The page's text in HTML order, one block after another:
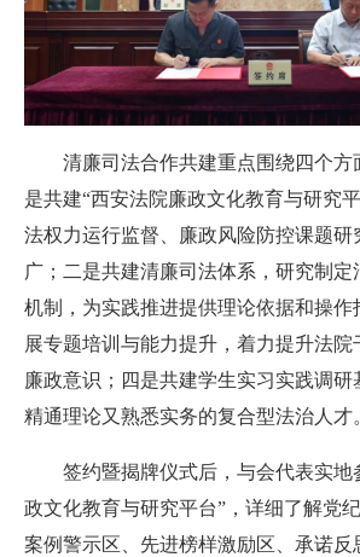
清廉司法合作共建重点围绕四个方
是共建“西安法院廉政文化教育与研究
法权力运行监督、廉政风险防控课题研
广；二是共建清廉司法体系，研究制
机制，为实践推进提供理论依据和操作
展专题培训与能力提升，着力提升法
廉政意识；四是共建学生实习实践调
精通理论又熟悉实务的复合型法治人才
签约暨揭牌仪式后，与会代表实地
政文化教育与研究平台”，详细了解党
案例警示区、先进榜样激励区、承诺反